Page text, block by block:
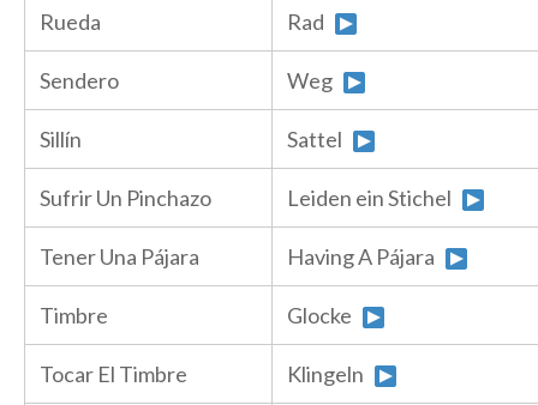
Rueda Rad
Sendero Weg
Sillín Sattel
Sufrir Un Pinchazo Leiden ein Stichel
Tener Una Pájara Having A Pájara
Timbre Glocke
Tocar El Timbre Klingeln